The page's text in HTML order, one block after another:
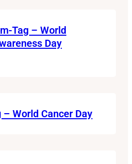
Tag – World
Day
World Cancer Day